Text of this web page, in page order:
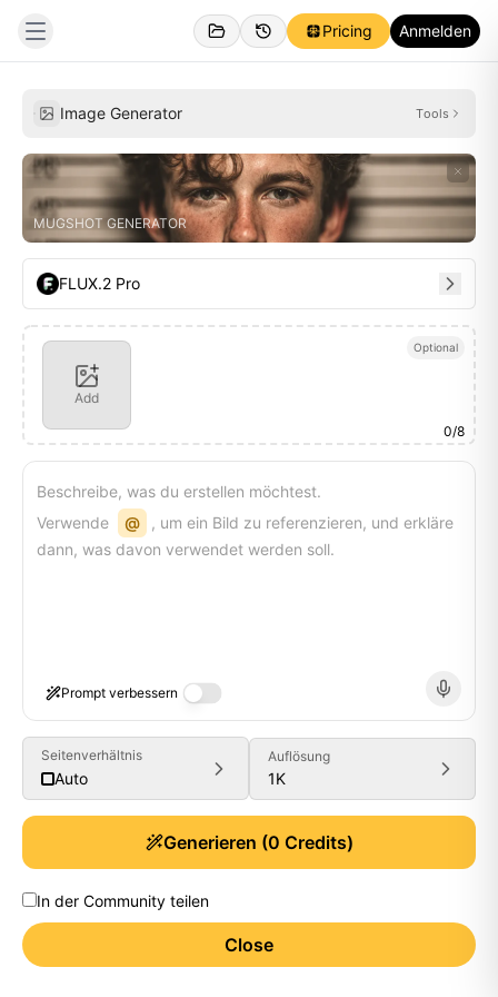
Pricing Anmelden
Image Generator Tools
MUGSHOT GENERATOR
FLUX.2 Pro
Optional
Add
0/8
Beschreibe, was du erstellen möchtest.
Verwende
@
, um ein Bild zu referenzieren, und erkläre
dann, was davon verwendet werden soll.
Prompt verbessern
Seitenverhältnis
Auto
Auflösung
1K
Generieren (0 Credits)
In der Community teilen
Close
Generate